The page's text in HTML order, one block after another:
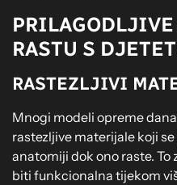
RASTU S
RASTEZLJIVI
Mnogi modeli opreme
rastezljive materijale koji
anatomiji dok ono raste.
biti funkcionalna tijekom